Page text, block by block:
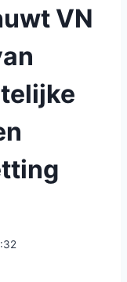
VN